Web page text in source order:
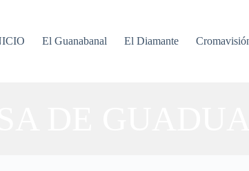
El Guanabanal El Diamante